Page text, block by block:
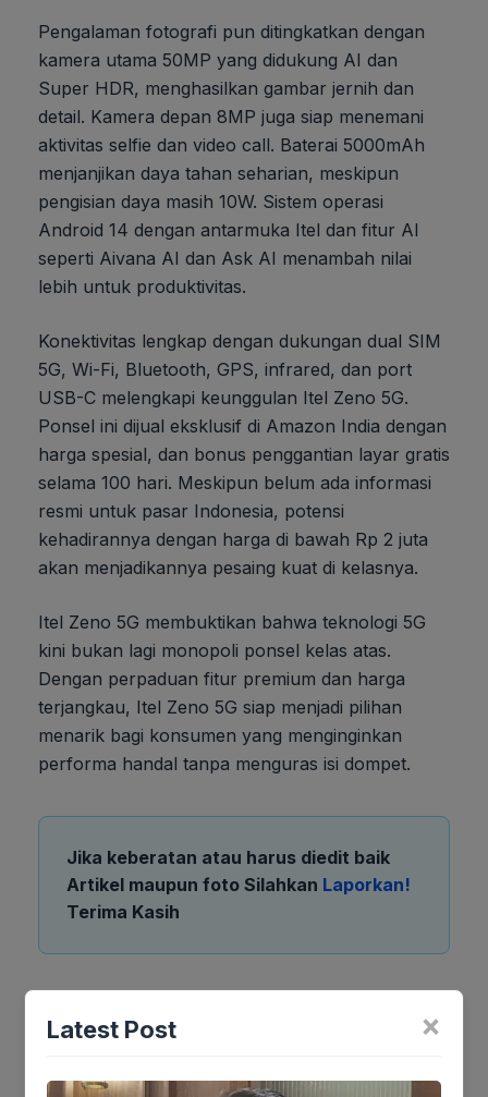
Pengalaman fotografi pun ditingkatkan dengan
kamera utama 50MP yang didukung AI dan
Super HDR, menghasilkan gambar jernih dan
detail. Kamera depan 8MP juga siap menemani
aktivitas selfie dan video call. Baterai 5000mAh
menjanjikan daya tahan seharian, meskipun
pengisian daya masih 10W. Sistem operasi
Android 14 dengan antarmuka Itel dan fitur AI
seperti Aivana AI dan Ask AI menambah nilai
lebih untuk produktivitas.
Konektivitas lengkap dengan dukungan dual SIM
5G, Wi-Fi, Bluetooth, GPS, infrared, dan port
USB-C melengkapi keunggulan Itel Zeno 5G.
Ponsel ini dijual eksklusif di Amazon India dengan
harga spesial, dan bonus penggantian layar gratis
selama 100 hari. Meskipun belum ada informasi
resmi untuk pasar Indonesia, potensi
kehadirannya dengan harga di bawah Rp 2 juta
akan menjadikannya pesaing kuat di kelasnya.
Itel Zeno 5G membuktikan bahwa teknologi 5G
kini bukan lagi monopoli ponsel kelas atas.
Dengan perpaduan fitur premium dan harga
terjangkau, Itel Zeno 5G siap menjadi pilihan
menarik bagi konsumen yang menginginkan
performa handal tanpa menguras isi dompet.
Jika keberatan atau harus diedit baik
Artikel maupun foto Silahkan Laporkan!
Terima Kasih
Tags:
×
Latest Post